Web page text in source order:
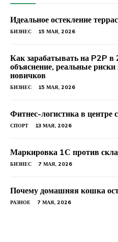
Идеальное остекление
БИЗНЕС 15 МАЯ, 2026
Как зарабатывать на P2P в
объяснение, реальные
новичков
БИЗНЕС 15 МАЯ, 2026
Фитнес-логистика в центре
СПОРТ 13 МАЯ, 2026
Маркировка 1С против
БИЗНЕС 7 МАЯ, 2026
Почему домашняя кошка
РАЗНОЕ 7 МАЯ, 2026